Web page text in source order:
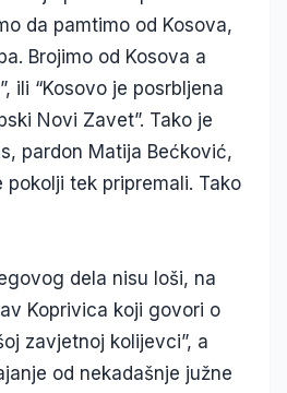
da pamtimo od Kosova,
Brojimo od Kosova a
ili “Kosovo je posrbljena
Novi Zavet”. Tako je
pardon Matija Bećković,
pokolji tek pripremali. Tako
dela nisu loši, na
Koprivica koji govori o
zavjetnoj kolijevci”, a
od nekadašnje južne